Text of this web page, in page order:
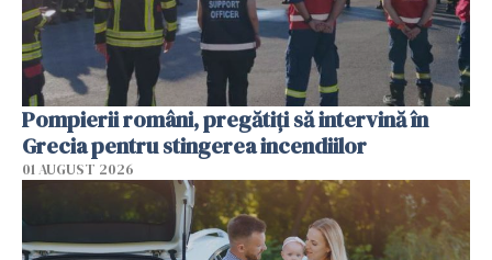
Pompierii români, pregătiţi să intervină în
Grecia pentru stingerea incendiilor
01 AUGUST 2026